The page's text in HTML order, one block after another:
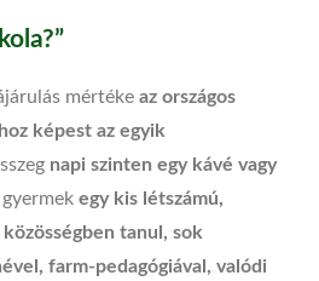
mértékeaz országos
képest az egyik
napi szinten egy kávé vagy
egy kis létszámú,
tanul, sok
farm-pedagógiával, valódi